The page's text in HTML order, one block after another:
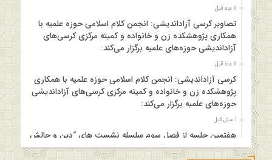
11 ماه قبل
تصاویر کرسی آزاداندیشی: انجمن کلام اسلامی حوزه علمیه با
همکاری پژوهشکده زن و خانواده و کمیته مرکزی کرسی‌های
آزاداندیشی حوزه‌های علمیه برگزار می‌کند:
11 ماه قبل
کرسی آزاداندیشی: انجمن کلام اسلامی حوزه علمیه با همکاری
پژوهشکده زن و خانواده و کمیته مرکزی کرسی‌های آزاداندیشی
حوزه‌های علمیه برگزار می‌کند:
1 سال قبل
هفتمین جلسه از فصل سوم سلسله نشست های “دین و چالش
های روز” ویژه برنامه “چهارشنبه های اعتقادی” برگزار می شود.